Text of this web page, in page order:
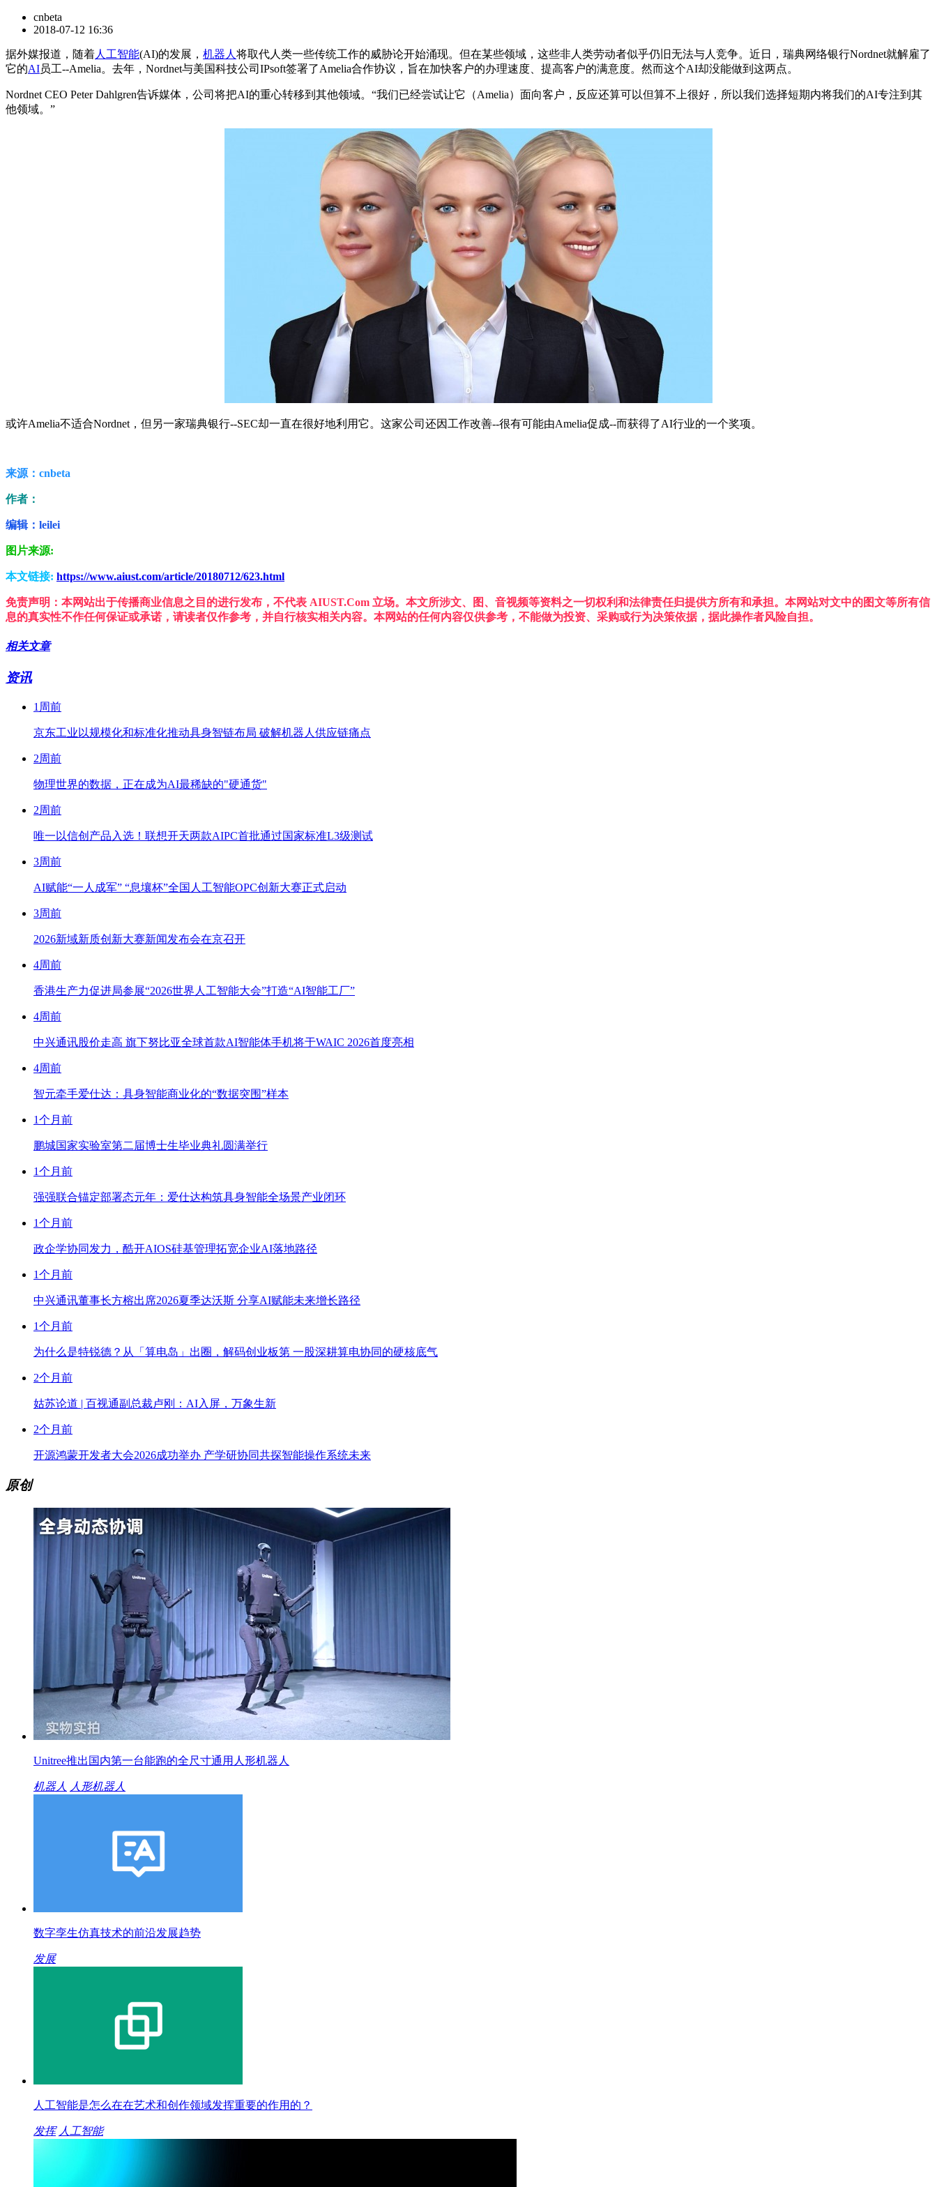
cnbeta
2018-07-12 16:36
据外媒报道，随着人工智能(AI)的发展， 机器人 将取代人类一些传统工作的威胁论开始涌现。但在某些领域，这些非人类劳动者似乎仍旧无法与人竞争。近日，瑞典网络银行Nordnet就解雇了
它的AI员工--Amelia。去年，Nordnet与美国科技公司IPsoft签署了Amelia合作协议，旨在加快客户的办理速度、提高客户的满意度。然而这个AI却没能做到这两点。
Nordnet CEO Peter Dahlgren告诉媒体，公司将把AI的重心转移到其他领域。“我们已经尝试让它（Amelia）面向客户，反应还算可以但算不上很好，所以我们选择短期内将我们的AI专注到其
他领域。”
或许Amelia不适合Nordnet，但另一家瑞典银行--SEC却一直在很好地利用它。这家公司还因工作改善--很有可能由Amelia促成--而获得了AI行业的一个奖项。
来源：cnbeta
作者：
编辑：leilei
图片来源:
本文链接: https://www.aiust.com/article/20180712/623.html
免责声明：本网站出于传播商业信息之目的进行发布，不代表 AIUST.Com 立场。本文所涉文、图、音视频等资料之一切权利和法律责任归提供方所有和承担。本网站对文中的图文等所有信
息的真实性不作任何保证或承诺，请读者仅作参考，并自行核实相关内容。本网站的任何内容仅供参考，不能做为投资、采购或行为决策依据，据此操作者风险自担。
相关文章
资讯
1周前
京东工业以规模化和标准化推动具身智链布局 破解机器人供应链痛点
2周前
物理世界的数据，正在成为AI最稀缺的"硬通货"
2周前
唯一以信创产品入选！联想开天两款AIPC首批通过国家标准L3级测试
3周前
AI赋能“一人成军” “息壤杯”全国人工智能OPC创新大赛正式启动
3周前
2026新域新质创新大赛新闻发布会在京召开
4周前
香港生产力促进局参展“2026世界人工智能大会”打造“AI智能工厂”
4周前
中兴通讯股价走高 旗下努比亚全球首款AI智能体手机将于WAIC 2026首度亮相
4周前
智元牵手爱仕达：具身智能商业化的“数据突围”样本
1个月前
鹏城国家实验室第二届博士生毕业典礼圆满举行
1个月前
强强联合锚定部署态元年：爱仕达构筑具身智能全场景产业闭环
1个月前
政企学协同发力，酷开AIOS硅基管理拓宽企业AI落地路径
1个月前
中兴通讯董事长方榕出席2026夏季达沃斯 分享AI赋能未来增长路径
1个月前
为什么是特锐德？从「算电岛」出圈，解码创业板第 一股深耕算电协同的硬核底气
2个月前
姑苏论道 | 百视通副总裁卢刚：AI入屏，万象生新
2个月前
开源鸿蒙开发者大会2026成功举办 产学研协同共探智能操作系统未来
原创
Unitree推出国内第一台能跑的全尺寸通用人形机器人
机器人 人形机器人
数字孪生仿真技术的前沿发展趋势
发展
人工智能是怎么在在艺术和创作领域发挥重要的作用的？
发挥 人工智能